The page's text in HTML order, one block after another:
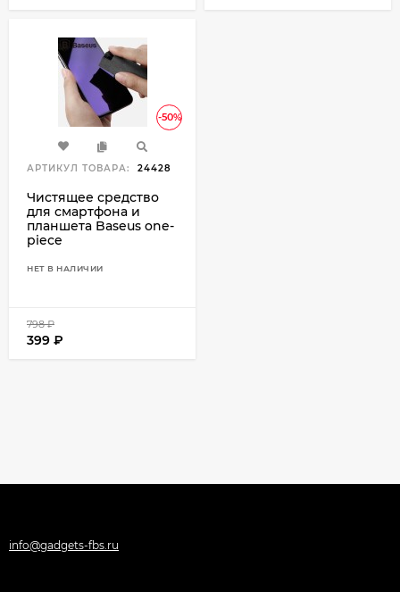
-50%
АРТИКУЛ ТОВАРА: 24428
Чистящее средство
для смартфона и
планшета Baseus one-
piece
НЕТ В НАЛИЧИИ
798₽
399 ₽
info@gadgets-fbs.ru